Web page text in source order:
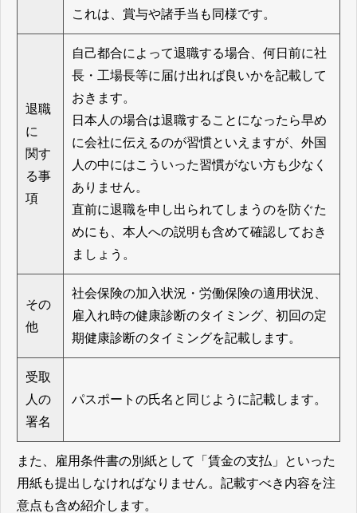
これは、賞与や諸手当も同様です。
退職
に
関す
る事
項
自己都合によって退職する場合、何日前に社
長・工場長等に届け出れば良いかを記載して
おきます。
日本人の場合は退職することになったら早め
に会社に伝えるのが習慣といえますが、外国
人の中にはこういった習慣がない方も少なく
ありません。
直前に退職を申し出られてしまうのを防ぐた
めにも、本人への説明も含めて確認しておき
ましょう。
その
他
社会保険の加入状況・労働保険の適用状況、
雇入れ時の健康診断のタイミング、初回の定
期健康診断のタイミングを記載します。
受取
人の
署名
パスポートの氏名と同じように記載します。
また、雇用条件書の別紙として「賃金の支払」といった
用紙も提出しなければなりません。記載すべき内容を注
意点も含め紹介します。